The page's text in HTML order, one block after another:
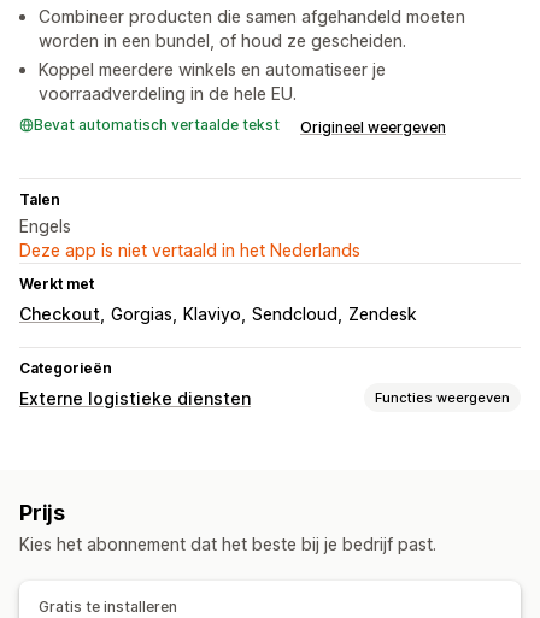
Combineer producten die samen afgehandeld moeten
worden in een bundel, of houd ze gescheiden.
Koppel meerdere winkels en automatiseer je
voorraadverdeling in de hele EU.
Bevat automatisch vertaalde tekst Origineel weergeven
Talen
Engels
Deze app is niet vertaald in het Nederlands
Werkt met
Checkout Gorgias Klaviyo Sendcloud Zendesk
Categorieën
Externe logistieke diensten Functies weergeven
Verzendlabels
Pakbonnen Tracking bij meerdere vervoerders
Trackinggeschiedenis
Prijs
Kies het abonnement dat het beste bij je bedrijf past.
Gratis te installeren